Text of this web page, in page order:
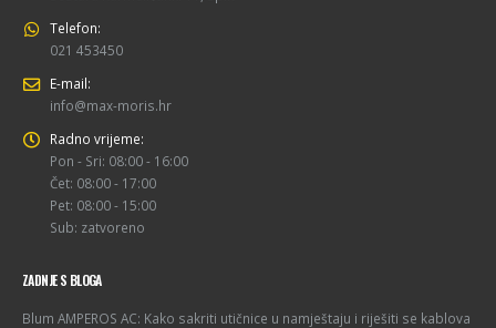
Telefon:
021 453450
E-mail:
info@max-moris.hr
Radno vrijeme:
Pon - Sri: 08:00 - 16:00
Čet: 08:00 - 17:00
Pet: 08:00 - 15:00
Sub: zatvoreno
ZADNJE S BLOGA
Blum AMPEROS AC: Kako sakriti utičnice u namještaju i riješiti se kablova